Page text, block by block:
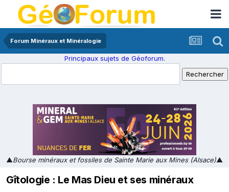
Forum Minéraux et Minéralogie
Principaux sujets de Géoforum.
▲Bourse minéraux et fossiles de Sainte Marie aux Mines (Alsace)▲
Gîtologie : Le Mas Dieu et ses minéraux